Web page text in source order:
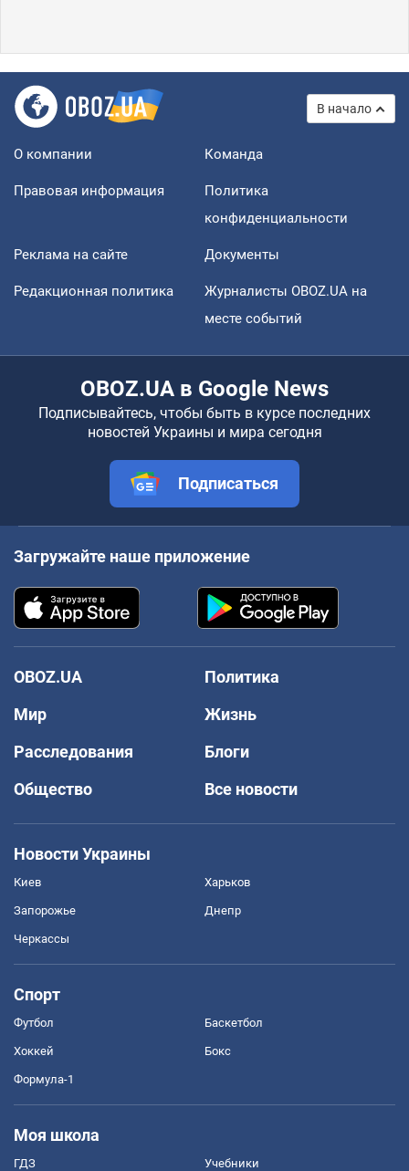
В начало
О компании Команда
Правовая информация
Политика
конфиденциальности
Реклама на сайте Документы
Редакционная политика
Журналисты OBOZ.UA на
месте событий
OBOZ.UA в Google News
Подписывайтесь, чтобы быть в курсе последних
новостей Украины и мира сегодня
Подписаться
Загружайте наше приложение
OBOZ.UA
Политика
Мир
Жизнь
Расследования
Блоги
Общество
Все новости
Новости Украины
Киев Харьков
Запорожье Днепр
Черкассы
Спорт
Футбол Баскетбол
Хоккей Бокс
Формула-1
Моя школа
ГДЗ Учебники